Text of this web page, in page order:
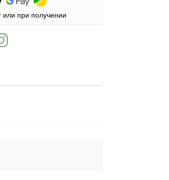
или при получении